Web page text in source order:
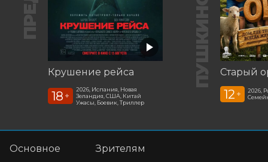
Крушение рейса
18 +
2026, Испания, Новая
Зеландия, США, Китай
Ужасы, Боевик, Триллер
Старый
12 +
2026,
Основное Зрителям